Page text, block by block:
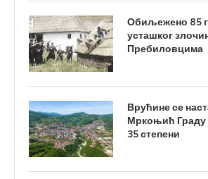
Обиљежено 85
усташког
Пребиловцима
Врућине се
Мркоњић Граду
35 степени